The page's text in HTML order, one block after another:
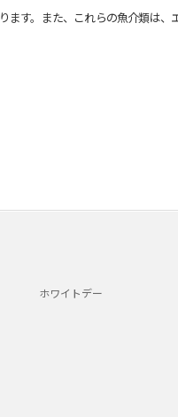
す。また、これらの魚介類は、
ホワイトデー